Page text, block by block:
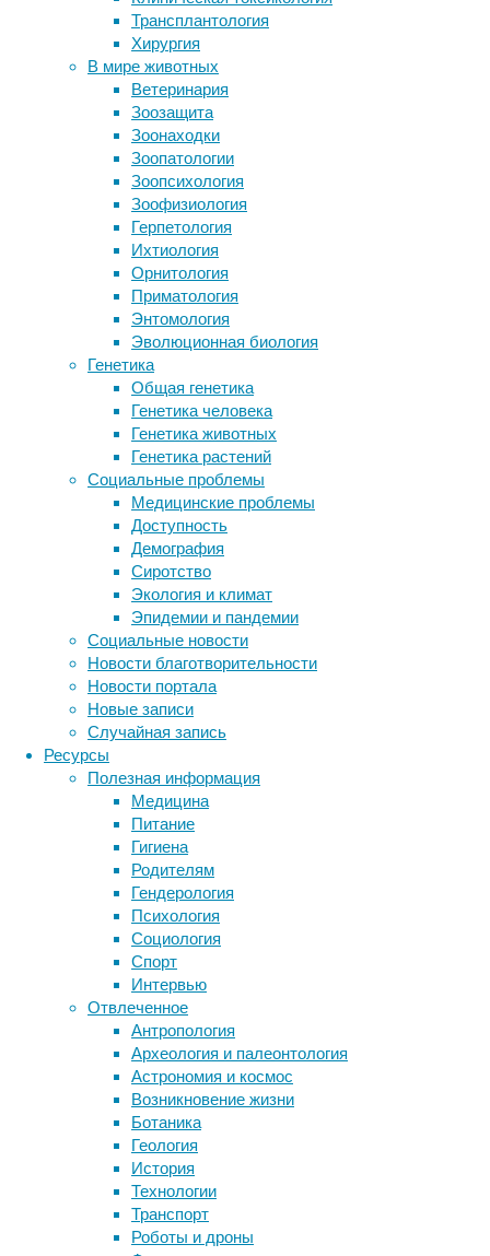
Трансплантология
Хирургия
В мире животных
Ветеринария
Зоозащита
Зоонаходки
Зоопатологии
Зоопсихология
Зоофизиология
Герпетология
Ихтиология
Орнитология
Приматология
Энтомология
Эволюционная биология
Генетика
Общая генетика
Генетика человека
Генетика животных
Генетика растений
Социальные проблемы
Медицинские проблемы
Доступность
Демография
Сиротство
Экология и климат
Эпидемии и пандемии
Социальные новости
Новости благотворительности
Новости портала
Новые записи
Случайная запись
Ресурсы
Полезная информация
Медицина
Питание
Гигиена
Родителям
Гендерология
Психология
Социология
Спорт
Интервью
Отвлеченное
Антропология
Археология и палеонтология
Астрономия и космос
Возникновение жизни
Ботаника
Геология
История
Технологии
Транспорт
Роботы и дроны
увеличивают
склонность
к
риску
17/03/2021,
14:30
17/03/2021
здоровье,
исследования,
общество,
психиатрия,
психология,
социальные
проблемы
стресс,
эпидемия
COVID-
19
нанес
сокрушительный
удар
по
психическому
здоровью
миллиардов
людей:
по
последним
данным,
каждый
третий
взрослый
человек
испытывает
тяжелый
стресс.
Ученые
выявили
новые
«побочные
эффекты»
пандемии
для
психики,
бороться
которыми
придется
долгие
годы.
Сочетание сигарет и вейпов вчетверо
повысило риск рака легких
Старость проходит вместе со
стрессом
Протез лодыжки научили
справляться с лестницами
Могут ли пробиотики быть
вредными?
Следите за новостями
Метки
ДНК бактерии
биотехнология
генетика дети животные
здоровье знания иммунитет
инструменты и методы
исследования
лекарства медицина
мозг наука неврология